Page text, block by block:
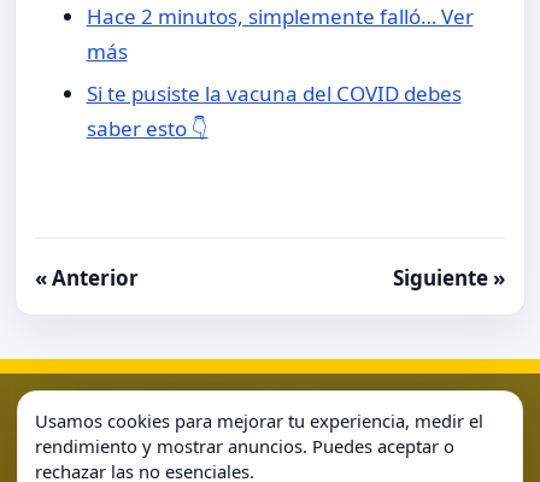
Hace 2 minutos, simplemente falló… Ver
más
Si te pusiste la vacuna del COVID debes
saber esto 👇
« Anterior Siguiente »
Política de CookiesPolítica de PrivacidadSample Page
Sample Page
Usamos cookies para mejorar tu experiencia, medir el
rendimiento y mostrar anuncios. Puedes aceptar o
rechazar las no esenciales.